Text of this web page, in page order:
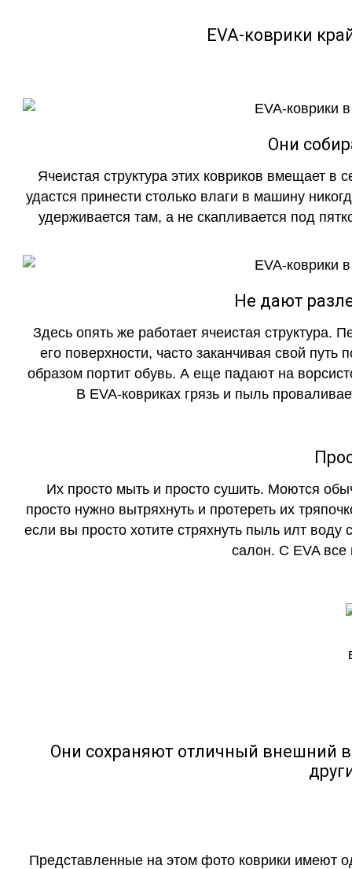
EVA-коврики
Они
Ячеистая структура этих ковриков вмещает в
удастся принести столько влаги в машину
удерживается там, а не скапливается под
Не дают
Здесь опять же работает ячеистая структура.
его поверхности, часто заканчивая свой
образом портит обувь. А еще падают на
В EVA-ковриках грязь и пыль
Их просто мыть и просто сушить. Моются
просто нужно вытряхнуть и протереть их
если вы просто хотите стряхнуть пыль илт воду
салон. С EVA все
Они сохраняют отличный внешний
Представленные на этом фото коврики имеют